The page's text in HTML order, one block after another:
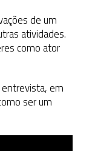
de um
atividades.
como ator
em
ser um